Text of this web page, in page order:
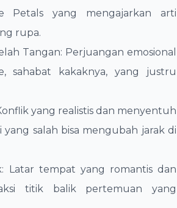
Petals yang mengajarkan arti
rupa.
Tangan: Perjuangan emosional
sahabat kakaknya, yang justru
yang realistis dan menyentuh
salah bisa mengubah jarak di
Latar tempat yang romantis dan
titik balik pertemuan yang